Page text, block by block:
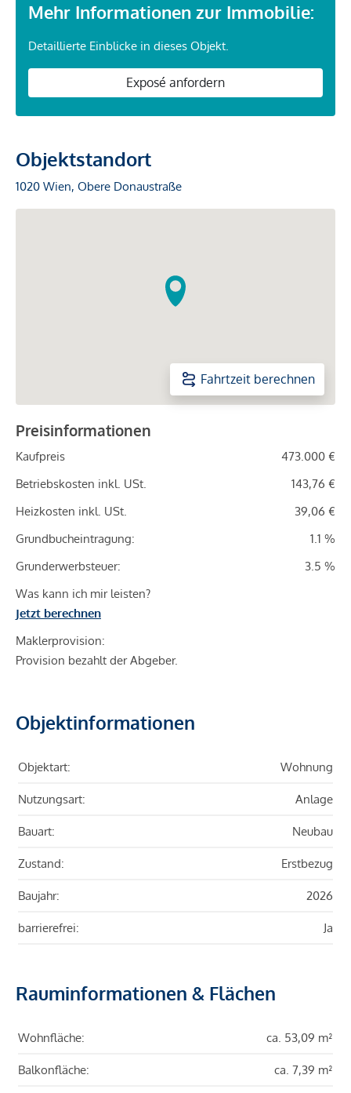
Mehr Informationen zur Immobilie:
Detaillierte Einblicke in dieses Objekt.
Exposé anfordern
Objektstandort
1020 Wien, Obere Donaustraße
Fahrtzeit berechnen
Preisinformationen
Kaufpreis
473.000 €
Betriebskosten inkl. USt.
143,76 €
Heizkosten inkl. USt.
39,06 €
Grundbucheintragung:
1.1 %
Grunderwerbsteuer:
3.5 %
Was kann ich mir leisten?
Jetzt berechnen
Maklerprovision:
Provision bezahlt der Abgeber.
Objektinformationen
Objektart: Wohnung
Nutzungsart: Anlage
Bauart: Neubau
Zustand: Erstbezug
Baujahr: 2026
barrierefrei: Ja
Rauminformationen & Flächen
Wohnfläche: ca. 53,09 m²
Balkonfläche: ca. 7,39 m²